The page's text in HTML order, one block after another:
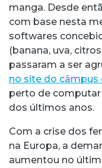
manga. Desde
com base nesta
softwares
(banana, uva,
passaram a ser
no site do câmpus
perto de
dos últimos anos.
Com a crise dos
na Europa, a
aumentou no